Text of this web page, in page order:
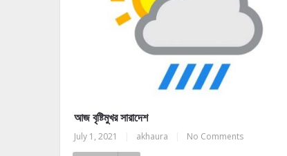
আজ বৃষ্টিমুখর সারাদেশ
July 1, 2021 akhaura No Comments